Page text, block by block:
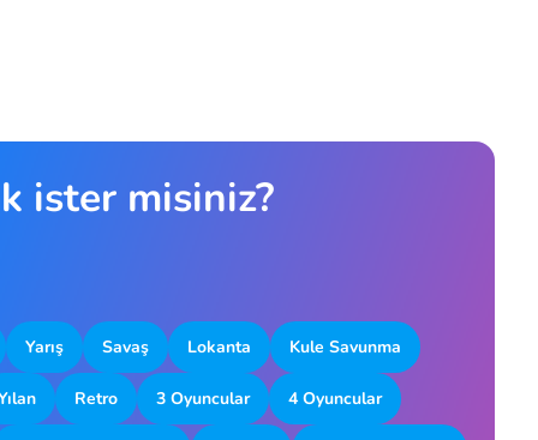
ister misiniz?
Yarış Savaş Lokanta Kule Savunma
Retro 3 Oyuncular 4 Oyuncular